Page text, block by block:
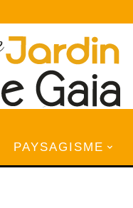
PAYSAGISME